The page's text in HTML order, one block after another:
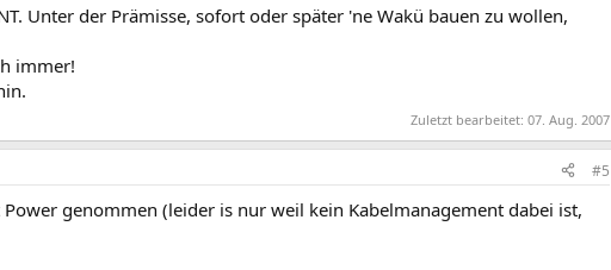
Unter der Prämisse, sofort oder später 'ne Wakü bauen zu wollen,
immer!
Zuletzt bearbeitet: 07. Aug. 2007
#5
genommen (leider is nur weil kein Kabelmanagement dabei ist,